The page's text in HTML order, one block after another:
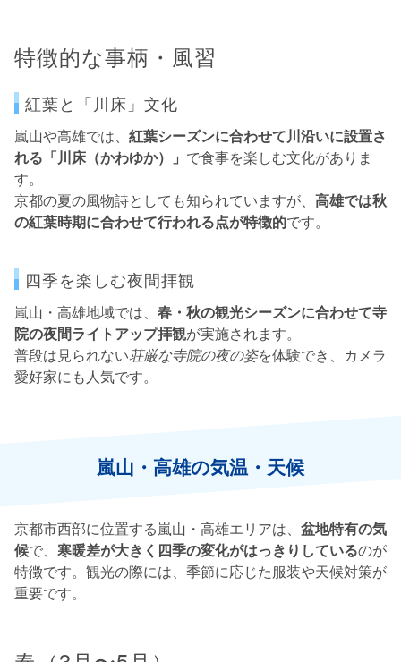
特徴的な事柄・風習
紅葉と「川床」文化
嵐山や高雄では、 紅葉シーズンに合わせて川沿いに設置さ
れる「川床（かわゆか）」 で食事を楽しむ文化がありま
す。
京都の夏の風物詩としても知られていますが、 高雄では秋
の紅葉時期に合わせて行われる点が特徴的です。
四季を楽しむ夜間拝観
嵐山・高雄地域では、 春・秋の観光シーズンに合わせて寺
院の夜間ライトアップ拝観が実施されます。
普段は見られない荘厳な寺院の夜の姿を体験でき、カメラ
愛好家にも人気です。
嵐山・高雄の気温・天候
京都市西部に位置する嵐山・高雄エリアは、 盆地特有の気
候で、 寒暖差が大きく四季の変化がはっきりしているのが
特徴です。観光の際には、季節に応じた服装や天候対策が
重要です。